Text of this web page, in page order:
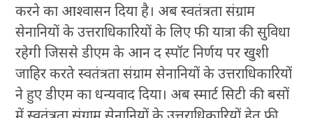
करने का आश्वासन दिया है। अब स्वतंत्रता संग्राम
सेनानियों के उत्तराधिकारियों के लिए फी यात्रा की सुविधा
रहेगी जिससे डीएम के आन द स्पॉट निर्णय पर खुशी
जाहिर करते स्वतंत्रता संग्राम सेनानियों के उत्तराधिकारियों
ने हुए डीएम का धन्यवाद दिया। अब स्मार्ट सिटी की बसों